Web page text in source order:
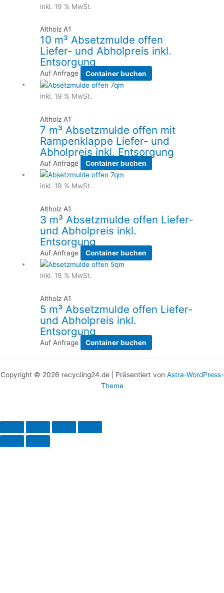
inkl. 19 % MwSt.
Altholz A1
10 m³ Absetzmulde offen
Liefer- und Abholpreis inkl.
Entsorgung
Auf Anfrage Container buchen
inkl. 19 % MwSt.
Altholz A1
7 m³ Absetzmulde offen mit
Rampenklappe Liefer- und
Abholpreis inkl. Entsorgung
Auf Anfrage Container buchen
inkl. 19 % MwSt.
Altholz A1
3 m³ Absetzmulde offen Liefer-
und Abholpreis inkl.
Entsorgung
Auf Anfrage Container buchen
inkl. 19 % MwSt.
Altholz A1
5 m³ Absetzmulde offen Liefer-
und Abholpreis inkl.
Entsorgung
Auf Anfrage Container buchen
Copyright © 2026 recycling24.de | Präsentiert von Astra-WordPress-
Theme